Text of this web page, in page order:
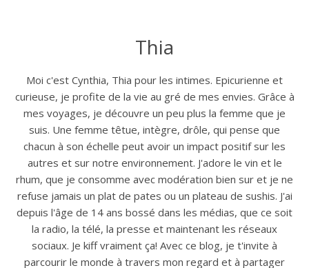
Thia
Moi c'est Cynthia, Thia pour les intimes. Epicurienne et
curieuse, je profite de la vie au gré de mes envies. Grâce à
mes voyages, je découvre un peu plus la femme que je
suis. Une femme têtue, intègre, drôle, qui pense que
chacun à son échelle peut avoir un impact positif sur les
autres et sur notre environnement. J'adore le vin et le
rhum, que je consomme avec modération bien sur et je ne
refuse jamais un plat de pates ou un plateau de sushis. J'ai
depuis l'âge de 14 ans bossé dans les médias, que ce soit
la radio, la télé, la presse et maintenant les réseaux
sociaux. Je kiff vraiment ça! Avec ce blog, je t'invite à
parcourir le monde à travers mon regard et à partager